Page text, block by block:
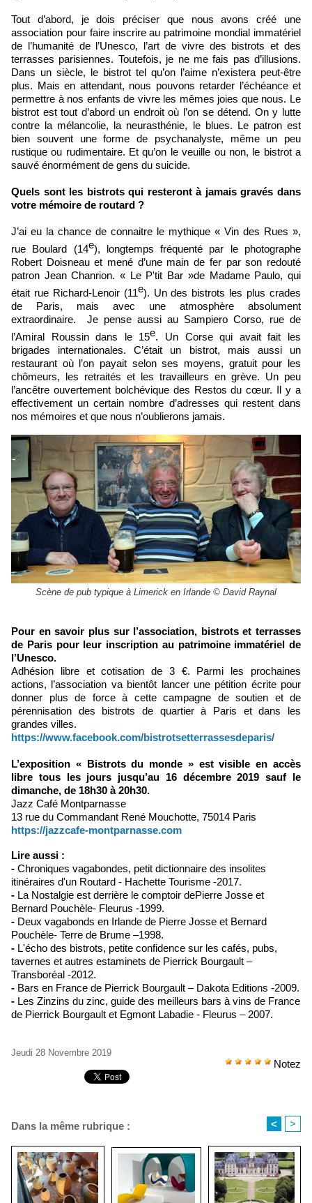
Tout d’abord, je dois préciser que nous avons créé une
association pour faire inscrire au patrimoine mondial immatériel
de l’humanité de l’Unesco, l’art de vivre des bistrots et des
terrasses parisiennes. Toutefois, je ne me fais pas d’illusions.
Dans un siècle, le bistrot tel qu’on l’aime n’existera peut-être
plus. Mais en attendant, nous pouvons retarder l’échéance et
permettre à nos enfants de vivre les mêmes joies que nous. Le
bistrot est tout d’abord un endroit où l’on se détend. On y lutte
contre la mélancolie, la neurasthénie, le blues. Le patron est
bien souvent une forme de psychanalyste, même un peu
rustique ou rudimentaire. Et qu’on le veuille ou non, le bistrot a
sauvé énormément de gens du suicide.
Quels sont les bistrots qui resteront à jamais gravés dans
votre mémoire de routard ?
J’ai eu la chance de connaitre le mythique « Vin des Rues »,
rue Boulard (14e), longtemps fréquenté par le photographe
Robert Doisneau et mené d’une main de fer par son redouté
patron Jean Chanrion. « Le P'tit Bar »de Madame Paulo, qui
était rue Richard-Lenoir (11e). Un des bistrots les plus crades
de Paris, mais avec une atmosphère absolument
extraordinaire. Je pense aussi au Sampiero Corso, rue de
l’Amiral Roussin dans le 15e. Un Corse qui avait fait les
brigades internationales. C’était un bistrot, mais aussi un
restaurant où l’on payait selon ses moyens, gratuit pour les
chômeurs, les retraités et les travailleurs en grève. Un peu
l’ancêtre ouvertement bolchévique des Restos du cœur. Il y a
effectivement un certain nombre d’adresses qui restent dans
nos mémoires et que nous n’oublierons jamais.
Scène de pub typique à Limerick en Irlande © David Raynal
Pour en savoir plus sur l’association, bistrots et terrasses
de Paris pour leur inscription au patrimoine immatériel de
l’Unesco.
Adhésion libre et cotisation de 3 €. Parmi les prochaines
actions, l’association va bientôt lancer une pétition écrite pour
donner plus de force à cette campagne de soutien et de
pérennisation des bistrots de quartier à Paris et dans les
grandes villes.
https://www.facebook.com/bistrotsetterrassesdeparis/
L’exposition « Bistrots du monde » est visible en accès
libre tous les jours jusqu’au 16 décembre 2019 sauf le
dimanche, de 18h30 à 20h30.
Jazz Café Montparnasse
13 rue du Commandant René Mouchotte, 75014 Paris
https://jazzcafe-montparnasse.com
Lire aussi :
- Chroniques vagabondes, petit dictionnaire des insolites
itinéraires d'un Routard - Hachette Tourisme -2017.
- La Nostalgie est derrière le comptoir dePierre Josse et
Bernard Pouchèle- Fleurus -1999.
- Deux vagabonds en Irlande de Pierre Josse et Bernard
Pouchèle- Terre de Brume –1998.
- L'écho des bistrots, petite confidence sur les cafés, pubs,
tavernes et autres estaminets de Pierrick Bourgault –
Transboréal -2012.
- Bars en France de Pierrick Bourgault – Dakota Editions -2009.
- Les Zinzins du zinc, guide des meilleurs bars à vins de France
de Pierrick Bourgault et Egmont Labadie - Fleurus – 2007.
Jeudi 28 Novembre 2019
Notez
Dans la même rubrique : < >